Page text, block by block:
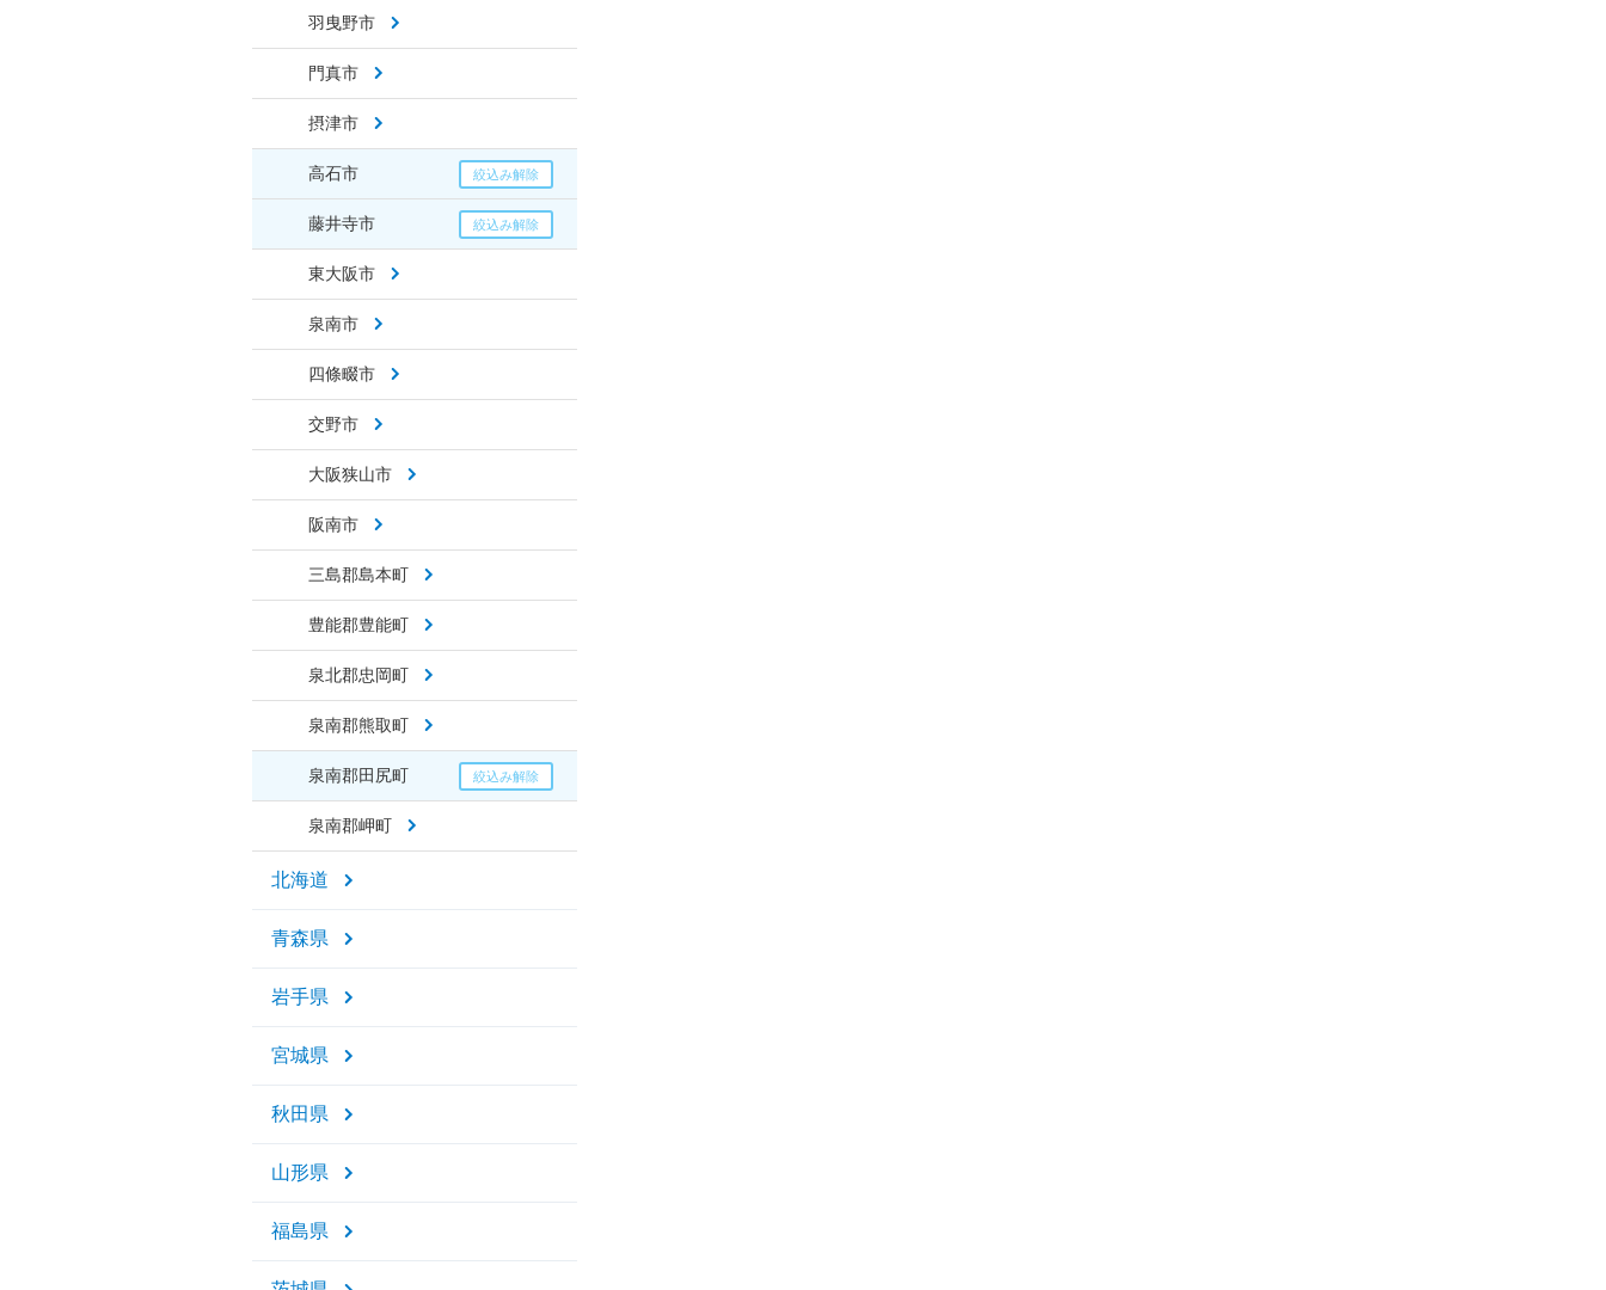
羽曳野市
門真市
摂津市
高石市
藤井寺市
東大阪市
泉南市
四條畷市
交野市
大阪狭山市
阪南市
三島郡島本町
豊能郡豊能町
泉北郡忠岡町
泉南郡熊取町
泉南郡田尻町
泉南郡岬町
北海道
青森県
岩手県
宮城県
秋田県
山形県
福島県